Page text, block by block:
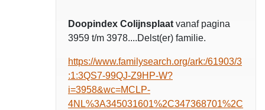
Doopindex Colijnsplaat vanaf pagina
3959 t/m 3978....Delst(er) familie.
https://www.familysearch.org/ark:/61903/3
:1:3QS7-99QJ-Z9HP-W?
i=3958&wc=MCLP-
4NL%3A345031601%2C347368701%2C